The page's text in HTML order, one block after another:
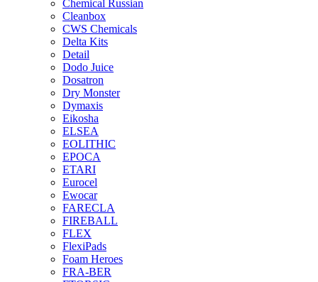
Chemical Russian
Cleanbox
CWS Chemicals
Delta Kits
Detail
Dodo Juice
Dosatron
Dry Monster
Dymaxis
Eikosha
ELSEA
EOLITHIC
EPOCA
ETARI
Eurocel
Ewocar
FARECLA
FIREBALL
FLEX
FlexiPads
Foam Heroes
FRA-BER